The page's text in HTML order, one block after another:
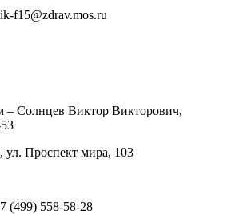
f15@zdrav.mos.ru
Солнцев Виктор Викторович,
ул. Проспект мира, 103
(499) 558-58-28